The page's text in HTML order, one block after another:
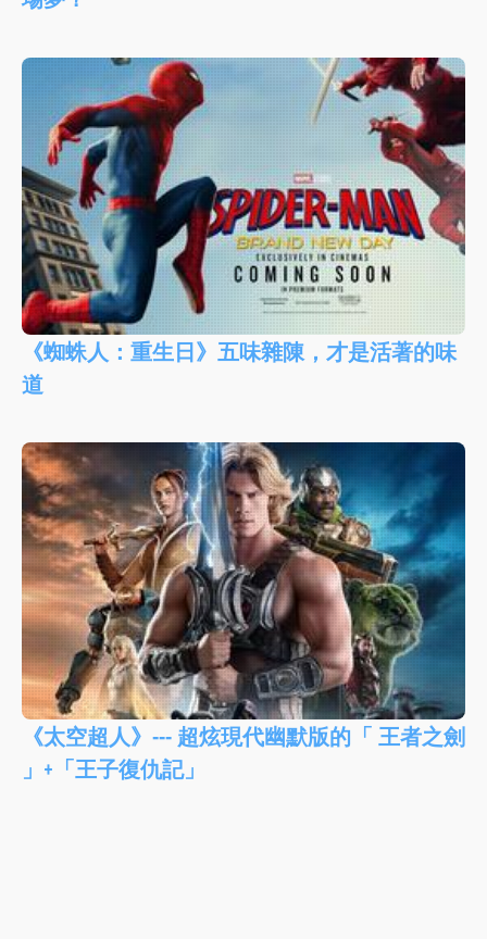
《蜘蛛人：重生日》五味雜陳，才是活著的味
道
《太空超人》--- 超炫現代幽默版的「 王者之劍
」+「王子復仇記」